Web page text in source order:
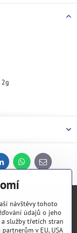
LinkedInWhatsApp
E-
mail
návštěvy tohoto
údajů o jeho
služby třetích stran
v EU, USA